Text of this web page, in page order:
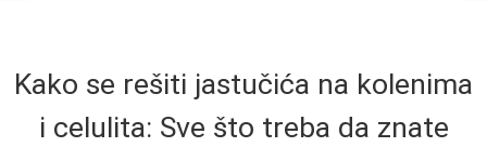
Kako se rešiti jastučića na kolenima
i celulita: Sve što treba da znate